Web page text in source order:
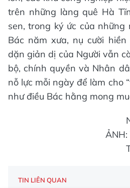
trên những làng quê Hà
sen, trong ký ức của những
Bác năm xưa, nụ cười
dặn giản dị của Người vẫn
bộ, chính quyền và Nhân
nỗ lực mỗi ngày để làm cho
như điều Bác hằng mong
ẢNH:
TIN LIÊN QUAN